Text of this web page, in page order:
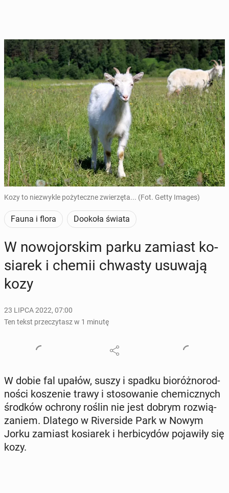
Kozy to niezwykle pożyteczne zwierzęta... (Fot. Getty Images)
Fauna i flora Dookoła świata
W no­wo­jor­skim parku zamiast ko­
sia­rek i chemii chwasty usuwają
kozy
23 LIPCA 2022, 07:00
Ten tekst przeczytasz w 1 minutę
W dobie fal upałów, suszy i spadku bio­róż­no­rod­
no­ści ko­sze­nie trawy i sto­so­wa­nie che­micz­nych
środków ochrony roślin nie jest dobrym roz­wią­
za­niem. Dlatego w Ri­ver­si­de Park w Nowym
Jorku zamiast ko­sia­rek i her­bi­cy­dów po­ja­wi­ły się
kozy.